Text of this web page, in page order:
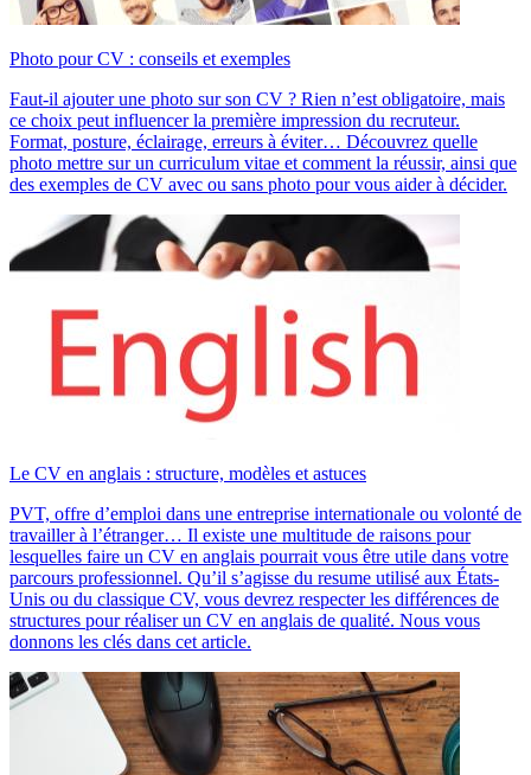
Photo pour CV : conseils et exemples
Faut-il ajouter une photo sur son CV ? Rien n’est obligatoire, mais
ce choix peut influencer la première impression du recruteur.
Format, posture, éclairage, erreurs à éviter… Découvrez quelle
photo mettre sur un curriculum vitae et comment la réussir, ainsi que
des exemples de CV avec ou sans photo pour vous aider à décider.
Le CV en anglais : structure, modèles et astuces
PVT, offre d’emploi dans une entreprise internationale ou volonté de
travailler à l’étranger… Il existe une multitude de raisons pour
lesquelles faire un CV en anglais pourrait vous être utile dans votre
parcours professionnel. Qu’il s’agisse du resume utilisé aux États-
Unis ou du classique CV, vous devrez respecter les différences de
structures pour réaliser un CV en anglais de qualité. Nous vous
donnons les clés dans cet article.